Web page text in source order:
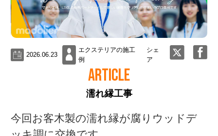
2026.06.23
エクステリアの施工
例
シェ
ア
ARTICLE
濡れ縁工事